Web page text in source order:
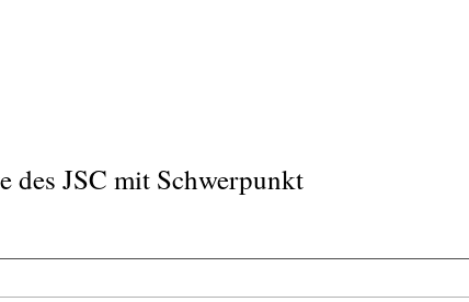
des JSC mit Schwerpunkt